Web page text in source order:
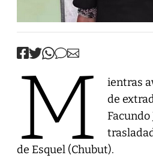
M
ientras
de
Facundo
de Esquel (Chubut).